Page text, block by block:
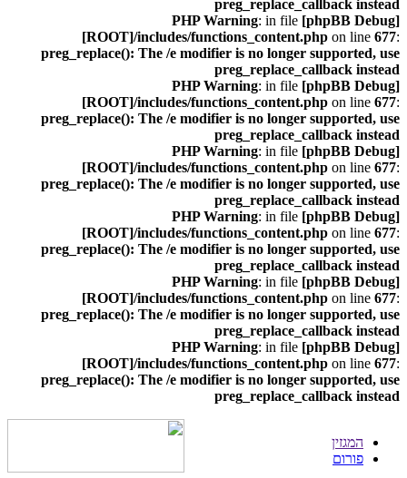
preg_replace_callback instead
[phpBB Debug] PHP Warning
: in file
[ROOT]/includes/functions_content.php on line 677:
preg_replace(): The /e modifier is no longer supported, use
preg_replace_callback instead
[phpBB Debug] PHP Warning
: in file
[ROOT]/includes/functions_content.php on line 677:
preg_replace(): The /e modifier is no longer supported, use
preg_replace_callback instead
[phpBB Debug] PHP Warning
: in file
[ROOT]/includes/functions_content.php on line 677:
preg_replace(): The /e modifier is no longer supported, use
preg_replace_callback instead
[phpBB Debug] PHP Warning
: in file
[ROOT]/includes/functions_content.php on line 677:
preg_replace(): The /e modifier is no longer supported, use
preg_replace_callback instead
[phpBB Debug] PHP Warning
: in file
[ROOT]/includes/functions_content.php on line 677:
preg_replace(): The /e modifier is no longer supported, use
preg_replace_callback instead
[phpBB Debug] PHP Warning
: in file
[ROOT]/includes/functions_content.php on line 677:
preg_replace(): The /e modifier is no longer supported, use
preg_replace_callback instead
לתוכן
המגזין
פורום